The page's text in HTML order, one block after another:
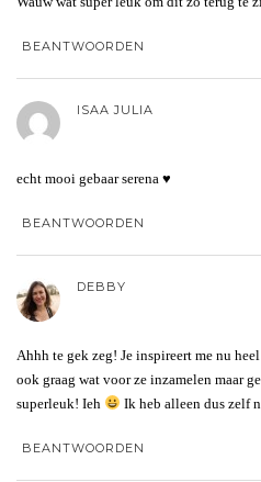
BEANTWOORDEN
ISAA JULIA
echt mooi gebaar serena ♥
BEANTWOORDEN
DEBBY
Ahhh te gek zeg! Je inspireert me nu
ook graag wat voor ze inzamelen maar
superleuk! Ieh
Ik heb alleen dus zelf
BEANTWOORDEN